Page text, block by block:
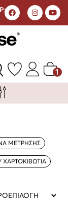
1
ΜΕΤΡΗΣΗΣ
ΧΑΡΤΟΚΙΒΩΤΙΑ